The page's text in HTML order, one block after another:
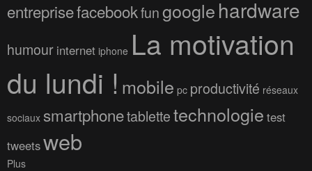
entreprisefacebookfungooglehardware
humour internet iphone La motivation
du lundi ! mobile pc productivité réseaux
sociaux smartphonetablettetechnologie test
tweetsweb
Plus